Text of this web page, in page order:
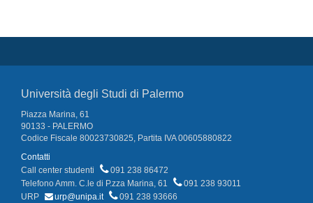
Università degli Studi di Palermo
Piazza Marina, 61
90133 - PALERMO
Codice Fiscale 80023730825, Partita IVA 00605880822
Contatti
Call center studenti
091 238 86472
Telefono Amm. C.le di P.zza Marina, 61
091 238 93011
URP
urp@unipa.it
091 238 93666